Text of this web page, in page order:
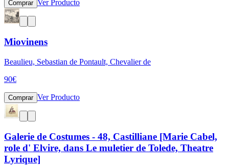
Comprar Ver Producto
Miovinens
Beaulieu, Sebastian de Pontault, Chevalier de
90€
Comprar Ver Producto
Galerie de Costumes - 48, Castilliane [Marie Cabel,
role d' Elvire, dans Le muletier de Tolede, Theatre
Lyrique]